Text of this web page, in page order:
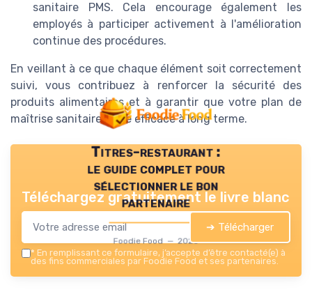
sanitaire PMS. Cela encourage également les
employés à participer activement à l'amélioration
continue des procédures.
En veillant à ce que chaque élément soit correctement
suivi, vous contribuez à renforcer la sécurité des
produits alimentaires et à garantir que votre plan de
maîtrise sanitaire reste efficace à long terme.
Titres-restaurant :
le guide complet pour
sélectionner le bon
partenaire
Foodie Food — 2026
Téléchargez gratuitement le livre blanc
➔ Télécharger
* En remplissant ce formulaire, j’accepte d’être contacté(e) à
des fins commerciales par Foodie Food et ses partenaires.